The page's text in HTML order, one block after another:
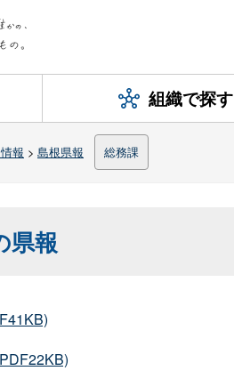
組織で探す
報 > 島根県報 総務課
県報